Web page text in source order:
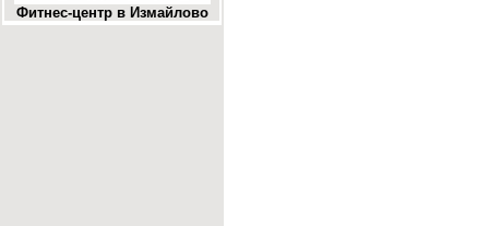
Фитнес-центр в Измайлово